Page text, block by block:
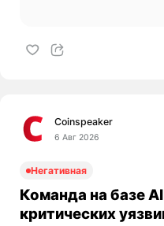
Coinspeaker
6 Авг 2026
Негативная
Команда на базе
критических